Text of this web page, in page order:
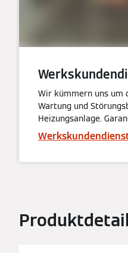
Wir kümmern uns um
Wartung und
Heizungsanlage.